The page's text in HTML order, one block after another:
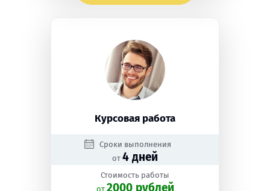
Курсовая работа
Сроки выполнения
от 4 дней
Стоимость работы
oт 2000 рублей